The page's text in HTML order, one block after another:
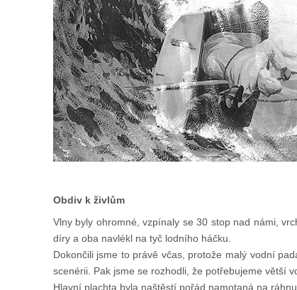
Obdiv k živlům
Vlny byly ohromné, vzpínaly se 30 stop nad námi,
díry a oba navlékl na tyč lodního háčku.
Dokončili jsme to právě včas, protože malý vodní
scenérii. Pak jsme se rozhodli, že potřebujeme větší
Hlavní plachta byla naštěstí pořád namotaná na